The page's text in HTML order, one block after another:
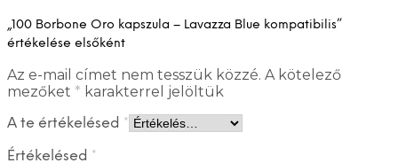
„100 Borbone Oro kapszula – Lavazza Blue kompatibilis”
értékelése elsőként
Az e-mail címet nem tesszük közzé. A kötelező
mezőket * karakterrel jelöltük
A te értékelésed *
Értékelésed *